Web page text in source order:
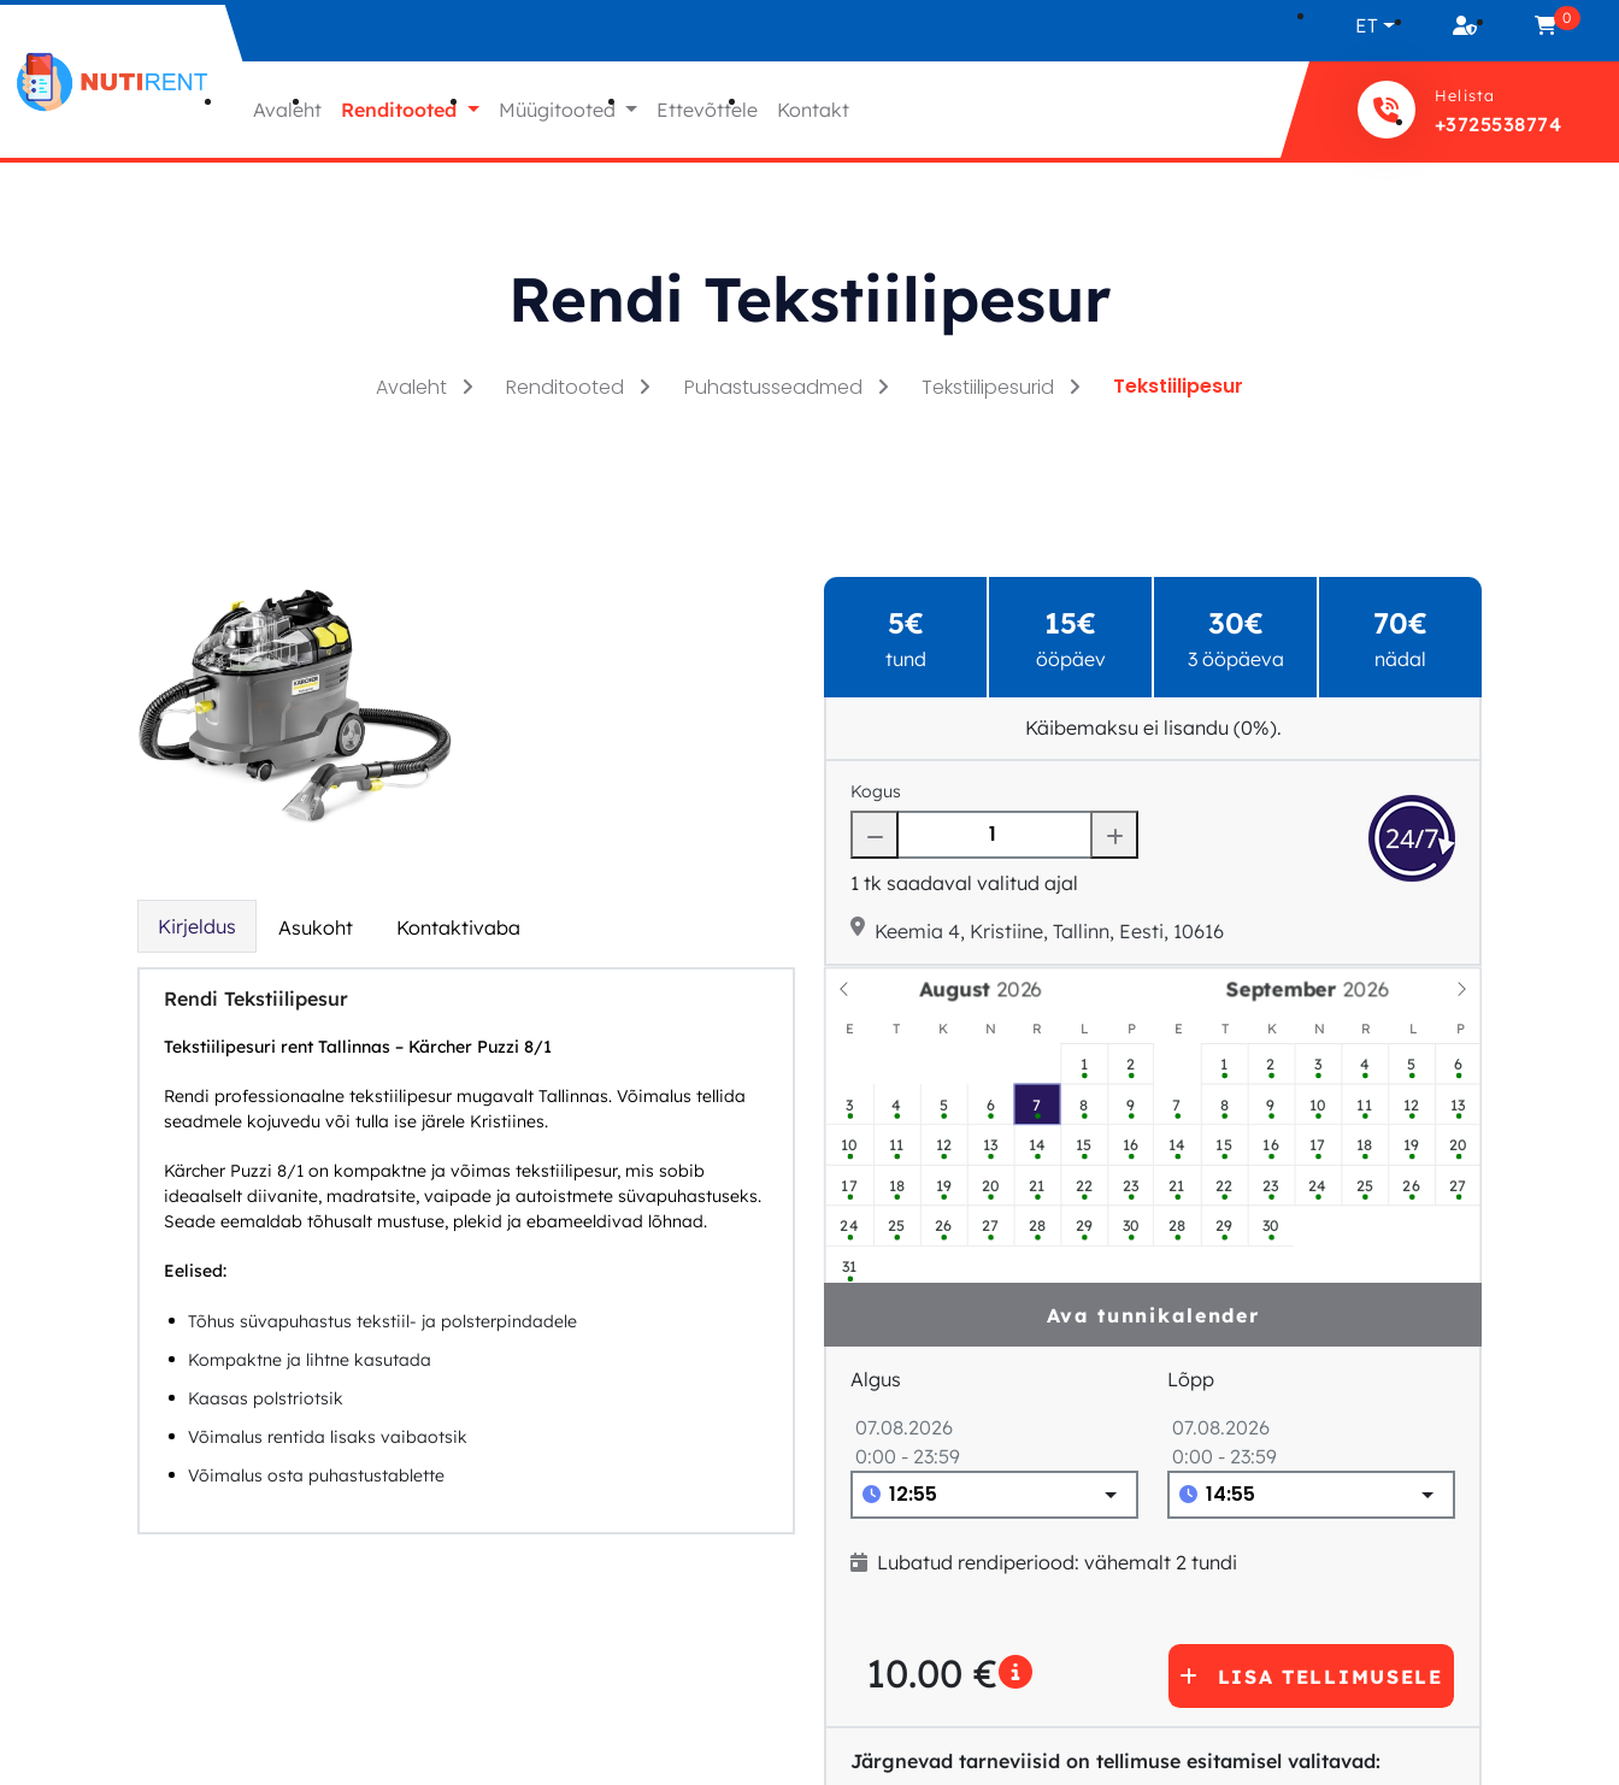
ET 0
Avaleht Renditooted Müügitooted Ettevõttele Kontakt
Helista
+3725538774
Rendi Tekstiilipesur
Avaleht Renditooted Puhastusseadmed Tekstiilipesurid Tekstiilipesur
Kirjeldus Asukoht Kontaktivaba
Rendi Tekstiilipesur
Tekstiilipesuri rent Tallinnas – Kärcher Puzzi 8/1
Rendi professionaalne tekstiilipesur mugavalt Tallinnas. Võimalus tellida
seadmele kojuvedu või tulla ise järele Kristiines.
Kärcher Puzzi 8/1 on kompaktne ja võimas tekstiilipesur, mis sobib
ideaalselt diivanite, madratsite, vaipade ja autoistmete süvapuhastuseks.
Seade eemaldab tõhusalt mustuse, plekid ja ebameeldivad lõhnad.
Eelised:
Tõhus süvapuhastus tekstiil- ja polsterpindadele
Kompaktne ja lihtne kasutada
Kaasas polstriotsik
Võimalus rentida lisaks vaibaotsik
Võimalus osta puhastustablette
5€
tund
15€
ööpäev
30€
3 ööpäeva
70€
nädal
Käibemaksu ei lisandu (0%).
Kogus
1 tk saadaval valitud ajal
Keemia 4, Kristiine, Tallinn, Eesti, 10616
August September
E T K N R L P E T K N R L P
1 2
3 4 5 6 7 8 9
10 11 12 13 14 15 16
17 18 19 20 21 22 23
24 25 26 27 28 29 30
31
1 2 3 4 5 6
7 8 9 10 11 12 13
14 15 16 17 18 19 20
21 22 23 24 25 26 27
28 29 30
Ava tunnikalender
Algus
07.08.2026
0:00 - 23:59
Lõpp
07.08.2026
0:00 - 23:59
Lubatud rendiperiood: vähemalt 2 tundi
10.00 € LISA TELLIMUSELE
Järgnevad tarneviisid on tellimuse esitamisel valitavad: